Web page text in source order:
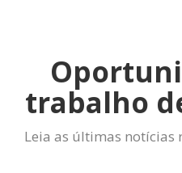
trabalho
Leia as últimas notícias